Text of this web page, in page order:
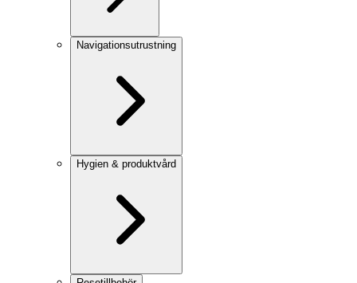
Navigationsutrustning
Hygien & produktvård